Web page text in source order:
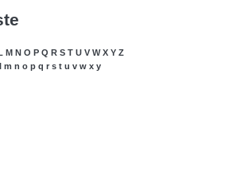
M N O P Q R S T U V W X Y Z
l m n o p q r s t u v w x y